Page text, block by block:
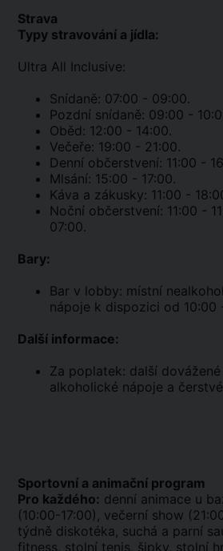
Strava
Typy stravování a jídla:
Ultra All Inclusive:
Snídaně: 07:00 - 09:00.
Pozdní snídaně: 09:00 -
Oběd: 12:00 - 14:00.
Večeře: 19:00 - 21:00.
Denní občerstvení: 11:00 -
Mlsání: 15:00 - 17:00.
Káva a zákusky: 11:00 -
Noční občerstvení: 11:00 -
07:00.
Bary:
Bar v lobby: místní
nápoje k dispozici od 10:00
Další informace:
Za poplatek: další
alkoholické nápoje a
Sportovní a animační program
Pro každého: denní animace u
(10:00-17:00), večerní show
týdně diskotéka, suchá a parní
fitness, stolní tenis, šipky, stolní